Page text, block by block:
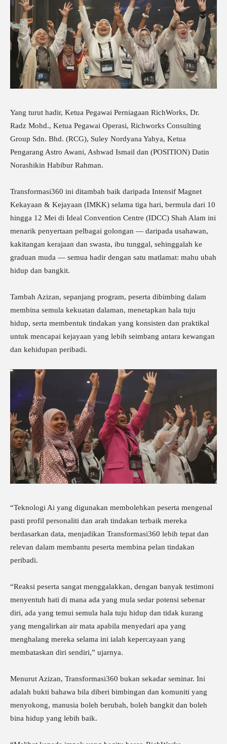
Yang turut hadir, Ketua Pegawai Perniagaan RichWorks, Dr.
Radz Mohd., Ketua Pegawai Operasi, Richworks Consulting
Group Sdn. Bhd. (RCG), Suley Nordyana Yahya, Ketua
Pengarang Astro Awani, Ashwad Ismail dan (POSITION) Datin
Norashikin Habibur Rahman.
Transformasi360 ini ditambah baik daripada Intensif Magnet
Kekayaan & Kejayaan (IMKK) selama tiga hari, bermula dari 10
hingga 12 Mei di Ideal Convention Centre (IDCC) Shah Alam ini
menarik penyertaan pelbagai golongan — daripada usahawan,
kakitangan kerajaan dan swasta, ibu tunggal, sehinggalah ke
graduan muda — semua hadir dengan satu matlamat: mahu ubah
hidup dan bangkit.
Tambah Azizan, sepanjang program, peserta dibimbing dalam
membina semula kekuatan dalaman, menetapkan hala tuju
hidup, serta membentuk tindakan yang konsisten dan praktikal
untuk mencapai kejayaan yang lebih seimbang antara kewangan
dan kehidupan peribadi.
“Teknologi Ai yang digunakan membolehkan peserta mengenal
pasti profil personaliti dan arah tindakan terbaik mereka
berdasarkan data, menjadikan Transformasi360 lebih tepat dan
relevan dalam membantu peserta membina pelan tindakan
peribadi.
“Reaksi peserta sangat menggalakkan, dengan banyak testimoni
menyentuh hati di mana ada yang mula sedar potensi sebenar
diri, ada yang temui semula hala tuju hidup dan tidak kurang
yang mengalirkan air mata apabila menyedari apa yang
menghalang mereka selama ini ialah kepercayaan yang
membataskan diri sendiri,” ujarnya.
Menurut Azizan, Transformasi360 bukan sekadar seminar. Ini
adalah bukti bahawa bila diberi bimbingan dan komuniti yang
menyokong, manusia boleh berubah, boleh bangkit dan boleh
bina hidup yang lebih baik.